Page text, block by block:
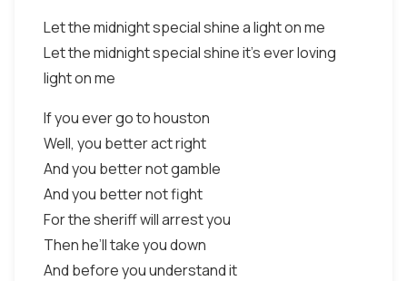
Let the midnight special shine a light on me
Let the midnight special shine it’s ever loving
light on me
If you ever go to houston
Well, you better act right
And you better not gamble
And you better not fight
For the sheriff will arrest you
Then he’ll take you down
And before you understand it